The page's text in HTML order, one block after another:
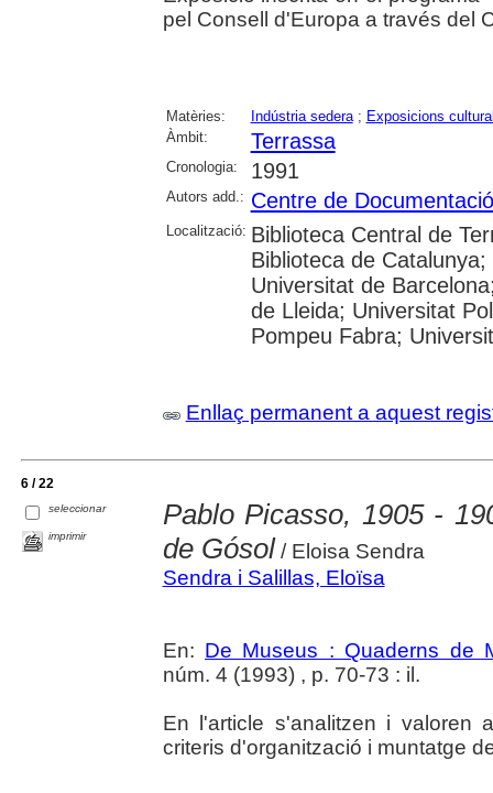
pel Consell d'Europa a través del
Matèries: Indústria sedera; Exposicions
Àmbit:
Terrassa
Cronologia: 1991
Autors add.: Centre de
Localització: Biblioteca Central de
Biblioteca de
Universitat de
de Lleida; Universitat
Pompeu Fabra;
Enllaç permanent a aquest
6 / 22
seleccionar
imprimir
Pablo Picasso, 1905 -
de Gósol/ Eloisa Sendra
Sendra i Salillas, Eloïsa
En: De Museus : Quaderns de
núm. 4 (1993) , p. 70-73 : il.
En l'article s'analitzen i valoren
criteris d'organització i muntatge